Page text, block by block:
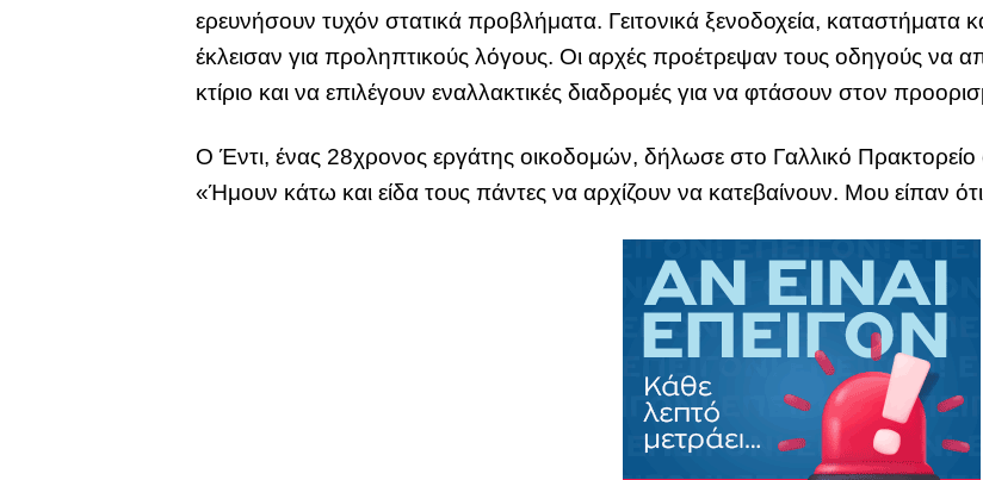
ερευνήσουν τυχόν στατικά προβλήματα. Γειτονικά ξενοδοχεία, καταστήματα
έκλεισαν για προληπτικούς λόγους. Οι αρχές προέτρεψαν τους οδηγούς να
κτίριο και να επιλέγουν εναλλακτικές διαδρομές για να φτάσουν στον
Ο Έντι, ένας 28χρονος εργάτης οικοδομών, δήλωσε στο Γαλλικό
«Ήμουν κάτω και είδα τους πάντες να αρχίζουν να κατεβαίνουν. Μου είπαν